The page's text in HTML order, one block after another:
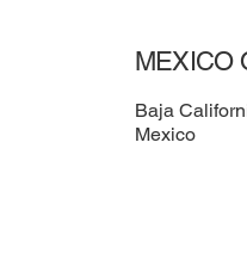
MEXICO
Baja
Mexico